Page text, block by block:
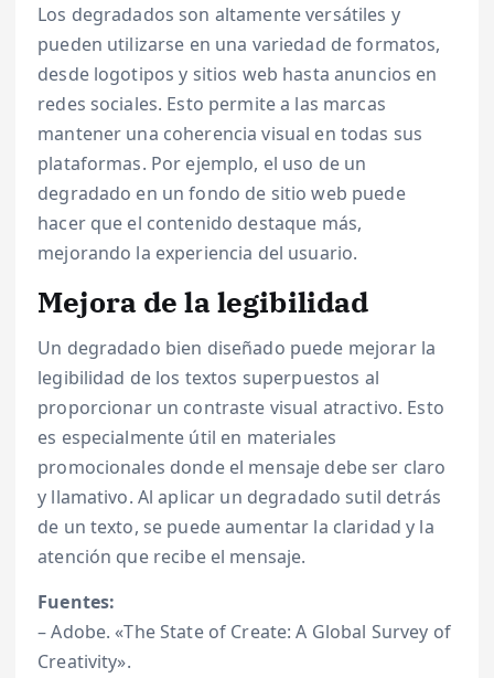
Los degradados son altamente versátiles y
pueden utilizarse en una variedad de formatos,
desde logotipos y sitios web hasta anuncios en
redes sociales. Esto permite a las marcas
mantener una coherencia visual en todas sus
plataformas. Por ejemplo, el uso de un
degradado en un fondo de sitio web puede
hacer que el contenido destaque más,
mejorando la experiencia del usuario.
Mejora de la legibilidad
Un degradado bien diseñado puede mejorar la
legibilidad de los textos superpuestos al
proporcionar un contraste visual atractivo. Esto
es especialmente útil en materiales
promocionales donde el mensaje debe ser claro
y llamativo. Al aplicar un degradado sutil detrás
de un texto, se puede aumentar la claridad y la
atención que recibe el mensaje.
Fuentes:
– Adobe. «The State of Create: A Global Survey of
Creativity».